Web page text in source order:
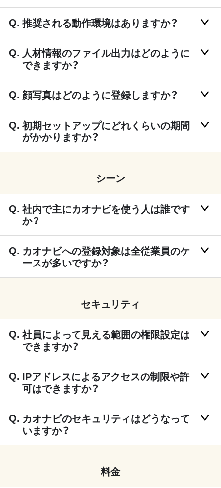
推奨される動作環境はありますか？
人材情報のファイル出力はどのように
できますか？
顔写真はどのように登録しますか？
初期セットアップにどれくらいの期間
がかかりますか？
シーン
社内で主にカオナビを使う人は誰です
か？
カオナビへの登録対象は全従業員のケ
ースが多いですか？
セキュリティ
社員によって見える範囲の権限設定は
できますか？
IPアドレスによるアクセスの制限や許
可はできますか？
カオナビのセキュリティはどうなって
いますか？
料金